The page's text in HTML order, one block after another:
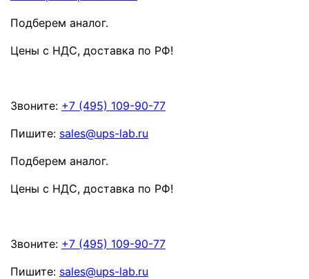
Подберем аналог.
Цены с НДС, доставка по РФ!
Звоните: +7 (495) 109-90-77
Пишите: sales@ups-lab.ru
Подберем аналог.
Цены с НДС, доставка по РФ!
Звоните: +7 (495) 109-90-77
Пишите: sales@ups-lab.ru